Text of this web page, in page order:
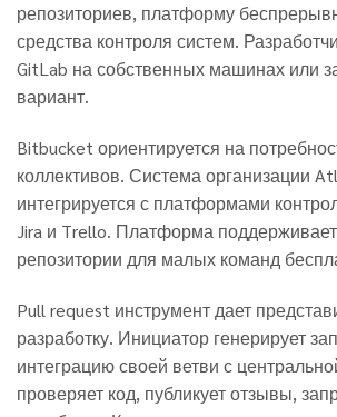
репозиториев, платформу
средства контроля систем.
GitLab на собственных машинах или
вариант.
Bitbucket ориентируется на
коллективов. Система организации
интегрируется с платформами
Jira и Trello. Платформа
репозитории для малых команд
Pull request инструмент дает
разработку. Инициатор генерирует
интеграцию своей ветви с
проверяет код, публикует отзывы,